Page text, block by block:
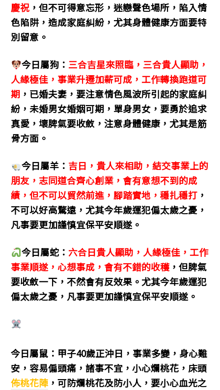
慶祝 ，但不可得意忘形，迷戀聲色場所，陷入情
色陷阱，造成家庭糾紛，尤其身體健康方面要特
別留意。
今日屬狗： 三合吉星來照臨，三合貴人顯助，
人緣極佳，事業升遷加薪可成，工作轉換跑道可
期 ，已婚夫妻，要注意情色風波所引起的家庭糾
紛，未婚男女婚姻可期，單身男女，要勇於追求
真愛，壞脾氣要收斂，注意身體健康，尤其是筋
骨方面。
今日屬羊： 吉日，貴人來相助，結交事業上的
朋友，志同道合齊心創業，會有意想不到的成
績，但不可以貿然前進，腳踏實地，穩扎穩打 ，
不可以好高騖遠，尤其今年歲運犯偏太歲之憂，
凡事要更加謹慎宜保平安順遂。
今日屬蛇： 六合日貴人顯助，人緣極佳，工作
事業順遂，心想事成，會有不錯的收穫 ，但脾氣
要收斂一下，不然會有反效果。尤其今年歲運犯
偏太歲之憂，凡事要更加謹慎宜保平安順遂。
今日屬鼠：甲子40歲正沖日，事業多變，身心難
安，容易偏頭痛，諸事不宜，小心爛桃花，床頭
佈桃花陣 ，可防爛桃花及防小人，要小心血光之